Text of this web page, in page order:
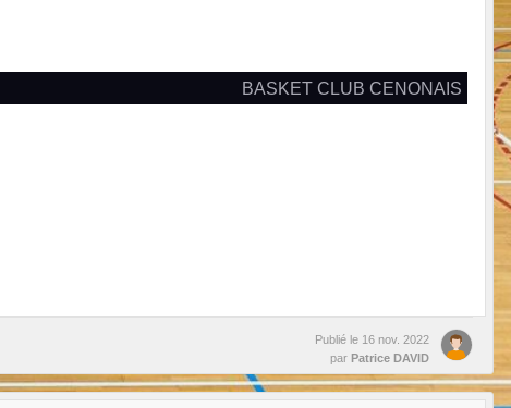
BASKET CLUB CENONAIS
Publié le 16 nov. 2022
par Patrice DAVID